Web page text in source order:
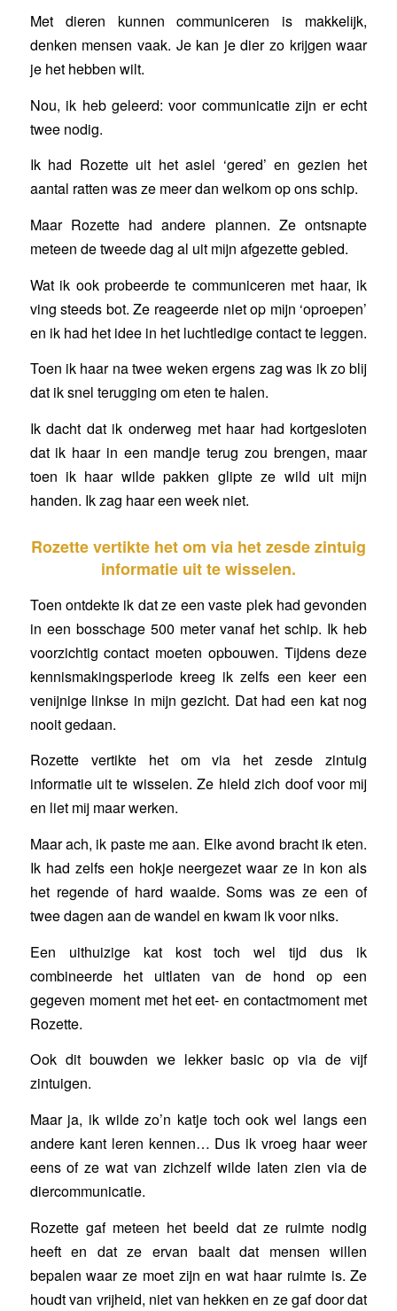
Met dieren kunnen communiceren is makkelijk,
denken mensen vaak. Je kan je dier zo krijgen waar
je het hebben wilt.
Nou, ik heb geleerd: voor communicatie zijn er echt
twee nodig.
Ik had Rozette uit het asiel ‘gered’ en gezien het
aantal ratten was ze meer dan welkom op ons schip.
Maar Rozette had andere plannen. Ze ontsnapte
meteen de tweede dag al uit mijn afgezette gebied.
Wat ik ook probeerde te communiceren met haar, ik
ving steeds bot. Ze reageerde niet op mijn ‘oproepen’
en ik had het idee in het luchtledige contact te leggen.
Toen ik haar na twee weken ergens zag was ik zo blij
dat ik snel terugging om eten te halen.
Ik dacht dat ik onderweg met haar had kortgesloten
dat ik haar in een mandje terug zou brengen, maar
toen ik haar wilde pakken glipte ze wild uit mijn
handen. Ik zag haar een week niet.
Rozette vertikte het om via het zesde zintuig
informatie uit te wisselen.
Toen ontdekte ik dat ze een vaste plek had gevonden
in een bosschage 500 meter vanaf het schip. Ik heb
voorzichtig contact moeten opbouwen. Tijdens deze
kennismakingsperiode kreeg ik zelfs een keer een
venijnige linkse in mijn gezicht. Dat had een kat nog
nooit gedaan.
Rozette vertikte het om via het zesde zintuig
informatie uit te wisselen. Ze hield zich doof voor mij
en liet mij maar werken.
Maar ach, ik paste me aan. Elke avond bracht ik eten.
Ik had zelfs een hokje neergezet waar ze in kon als
het regende of hard waaide. Soms was ze een of
twee dagen aan de wandel en kwam ik voor niks.
Een uithuizige kat kost toch wel tijd dus ik
combineerde het uitlaten van de hond op een
gegeven moment met het eet- en contactmoment met
Rozette.
Ook dit bouwden we lekker basic op via de vijf
zintuigen.
Maar ja, ik wilde zo’n katje toch ook wel langs een
andere kant leren kennen… Dus ik vroeg haar weer
eens of ze wat van zichzelf wilde laten zien via de
diercommunicatie.
Rozette gaf meteen het beeld dat ze ruimte nodig
heeft en dat ze ervan baalt dat mensen willen
bepalen waar ze moet zijn en wat haar ruimte is. Ze
houdt van vrijheid, niet van hekken en ze gaf door dat